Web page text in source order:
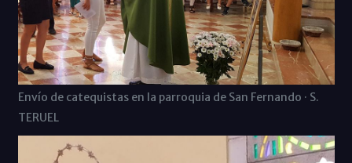
Envío de catequistas en la parroquia de San Fernando · S.
TERUEL